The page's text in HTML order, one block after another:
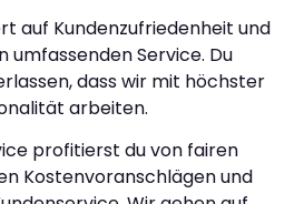
auf Kundenzufriedenheit und
umfassenden Service. Du
dass wir mit höchster
arbeiten.
profitierst du von fairen
Kostenvoranschlägen und